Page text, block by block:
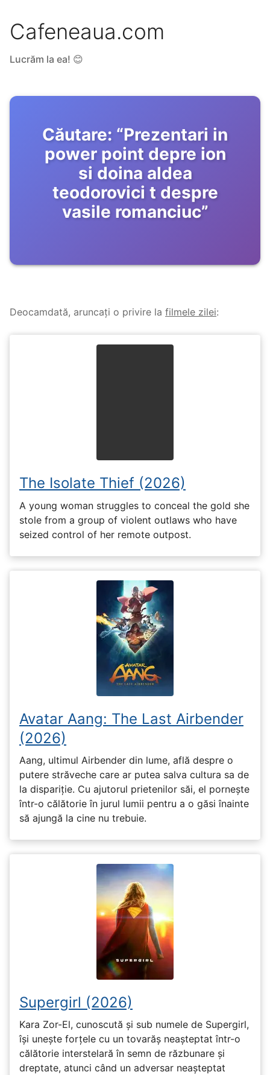
Cafeneaua.com
Lucrăm la ea! 😊
Căutare: “Prezentari in
power point depre ion
si doina aldea
teodorovici t despre
vasile romanciuc”
Deocamdată, aruncați o privire la filmele zilei:
The Isolate Thief (2026)
A young woman struggles to conceal the gold she
stole from a group of violent outlaws who have
seized control of her remote outpost.
Avatar Aang: The Last Airbender
(2026)
Aang, ultimul Airbender din lume, află despre o
putere străveche care ar putea salva cultura sa de
la dispariție. Cu ajutorul prietenilor săi, el pornește
într-o călătorie în jurul lumii pentru a o găsi înainte
să ajungă la cine nu trebuie.
Supergirl (2026)
Kara Zor-El, cunoscută și sub numele de Supergirl,
își unește forțele cu un tovarăș neașteptat într-o
călătorie interstelară în semn de răzbunare și
dreptate, atunci când un adversar neașteptat